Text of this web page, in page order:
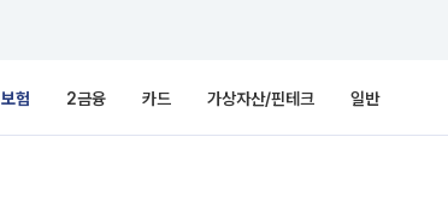
보험 2금융 카드 가상자산/핀테크 일반